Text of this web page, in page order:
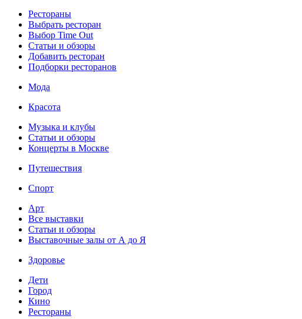
Рестораны
Выбрать ресторан
Выбор Time Out
Статьи и обзоры
Добавить ресторан
Подборки ресторанов
Мода
Красота
Музыка и клубы
Статьи и обзоры
Концерты в Москве
Путешествия
Спорт
Арт
Все выставки
Статьи и обзоры
Выставочные залы от А до Я
Здоровье
Дети
Город
Кино
Рестораны